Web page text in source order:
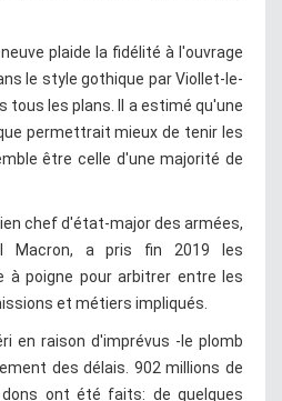
plaide la fidélité à l'ouvrage
le style gothique par Viollet-le-
tous les plans. Il a estimé qu'une
permettrait mieux de tenir les
être celle d'une majorité de
chef d'état-major des armées,
Macron, a pris fin 2019 les
à poigne pour arbitrer entre les
et métiers impliqués.
en raison d'imprévus -le plomb
des délais. 902 millions de
ont été faits: de quelques